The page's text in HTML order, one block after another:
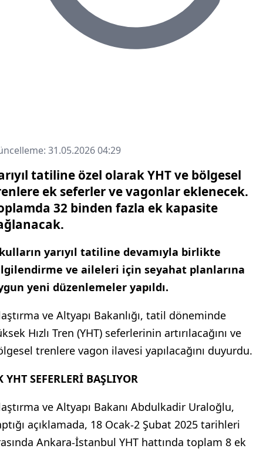
31.05.2026 04:29
tatiline özel olarak YHT ve bölgesel
ek seferler ve vagonlar eklenecek.
32 binden fazla ek kapasite
yarıyıl tatiline devamıyla birlikte
ve aileleri için seyahat planlarına
yeni düzenlemeler yapıldı.
ve Altyapı Bakanlığı, tatil döneminde
Hızlı Tren (YHT) seferlerinin artırılacağını ve
trenlere vagon ilavesi yapılacağını duyurdu.
YHT SEFERLERİ BAŞLIYOR
ve Altyapı Bakanı Abdulkadir Uraloğlu,
açıklamada, 18 Ocak-2 Şubat 2025 tarihleri
Ankara-İstanbul YHT hattında toplam 8 ek